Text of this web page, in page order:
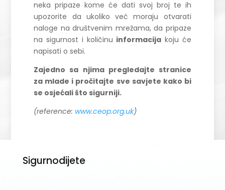
neka pripaze kome će dati svoj broj te ih
upozorite da ukoliko već moraju otvarati
naloge na društvenim mrežama, da pripaze
na sigurnost i količinu informacija koju će
napisati o sebi.
Zajedno sa njima pregledajte stranice
za mlade i pročitajte sve savjete kako bi
se osjećali što sigurniji.
(reference:www.ceop.org.uk)
Sigurnodijete